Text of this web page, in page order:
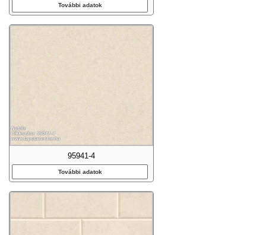
További adatok
95941-4
További adatok